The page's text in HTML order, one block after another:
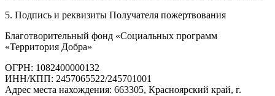
5. Подпись и реквизиты Получателя пожертвования
Благотворительный фонд «Социальных программ
«Территория Добра»
ОГРН: 1082400000132
ИНН/КПП: 2457065522/245701001
Адрес места нахождения: 663305, Красноярский край, г.